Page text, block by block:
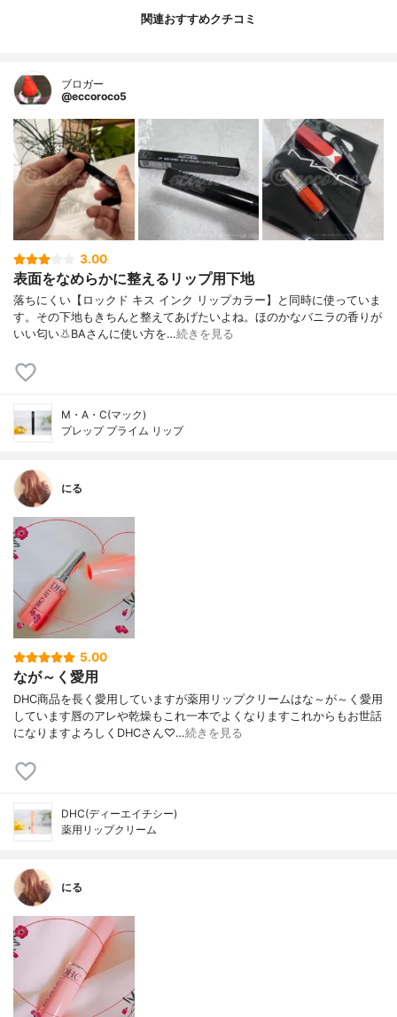
関連おすすめクチコミ
ブロガー
@eccoroco5
3.00
表面をなめらかに整えるリップ用下地
落ちにくい【ロックド キス インク リップカラー】と同時に使っていま
す。その下地もきちんと整えてあげたいよね。ほのかなバニラの香りが
いい匂い👃BAさんに使い方を…続きを見る
M・A・C(マック)
プレップ プライム リップ
にる
5.00
なが～く愛用
DHC商品を長く愛用していますが薬用リップクリームはな～が～く愛用
しています唇のアレや乾燥もこれ一本でよくなりますこれからもお世話
になりますよろしくDHCさん♡…続きを見る
DHC(ディーエイチシー)
薬用リップクリーム
にる